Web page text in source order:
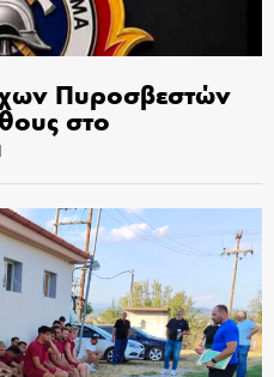
Πυροσβεστών
στο